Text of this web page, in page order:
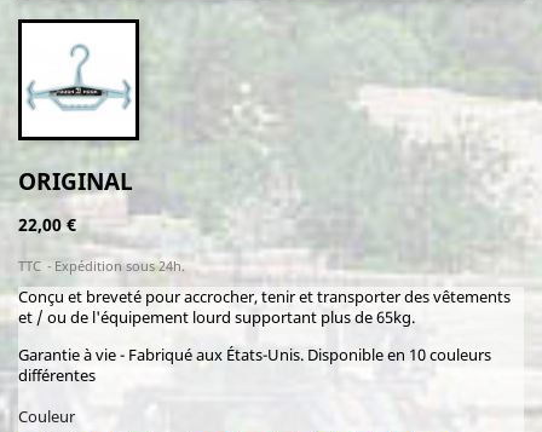
ORIGINAL
22,00 €
TTC Expédition sous 24h.
Conçu et breveté pour accrocher, tenir et transporter des vêtements
et / ou de l'équipement lourd supportant plus de 65kg.
Garantie à vie - Fabriqué aux États-Unis. Disponible en 10 couleurs
différentes
Couleur